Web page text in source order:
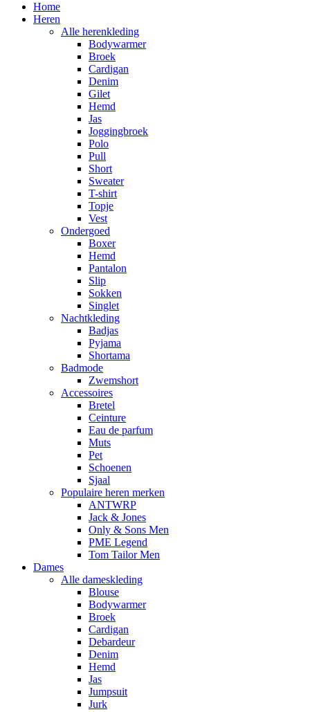
Home
Heren
Alle herenkleding
Bodywarmer
Broek
Cardigan
Denim
Gilet
Hemd
Jas
Joggingbroek
Polo
Pull
Short
Sweater
T-shirt
Topje
Vest
Ondergoed
Boxer
Hemd
Pantalon
Slip
Sokken
Singlet
Nachtkleding
Badjas
Pyjama
Shortama
Badmode
Zwemshort
Accessoires
Bretel
Ceinture
Eau de parfum
Muts
Pet
Schoenen
Sjaal
Populaire heren merken
ANTWRP
Jack & Jones
Only & Sons Men
PME Legend
Tom Tailor Men
Dames
Alle dameskleding
Blouse
Bodywarmer
Broek
Cardigan
Debardeur
Denim
Hemd
Jas
Jumpsuit
Jurk